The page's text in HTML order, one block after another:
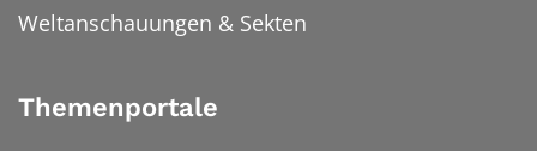
Weltanschauungen & Sekten
Themenportale